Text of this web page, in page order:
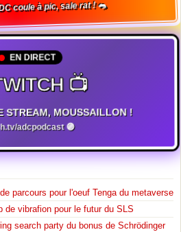
coule à pic, sale rat ! 🐀
EN DIRECT
📺
STREAM, MOUSSAILLON !
adcpodcast 🟣
parcours pour l'oeuf Tenga du metaverse
de vibrafion pour le futur du SLS
search party du bonus de Schrödinger